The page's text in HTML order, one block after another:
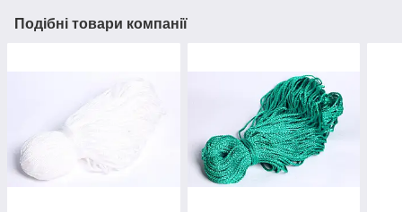
Подібні товари компанії